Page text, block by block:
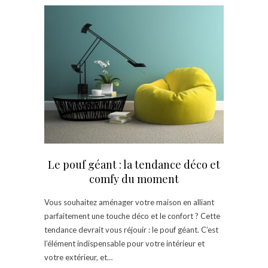
Le pouf géant : la tendance déco et
comfy du moment
Vous souhaitez aménager votre maison en alliant
parfaitement une touche déco et le confort ? Cette
tendance devrait vous réjouir : le pouf géant. C’est
l’élément indispensable pour votre intérieur et
votre extérieur, et…